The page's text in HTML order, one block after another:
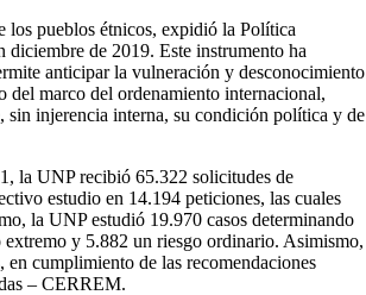
los pueblos étnicos, expidió la Política
de 2019. Este instrumento ha
anticipar la vulneración y desconocimiento
del marco del ordenamiento internacional,
sin injerencia interna, su condición política y de
la UNP recibió 65.322 solicitudes de
estudio en 14.194 peticiones, las cuales
la UNP estudió 19.970 casos determinando
y 5.882 un riesgo ordinario. Asimismo,
en cumplimiento de las recomendaciones
– CERREM.